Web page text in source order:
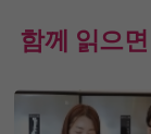
함께 읽으면